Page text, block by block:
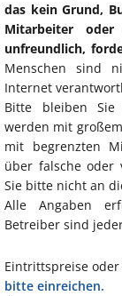
das kein Grund,
Mitarbeiter
unfreundlich,
Menschen sind
Internet
Bitte bleiben Sie
werden mit
mit begrenzten
über falsche oder
Sie bitte nicht an
Alle Angaben
Betreiber sind
Eintrittspreise
bitte einreichen.